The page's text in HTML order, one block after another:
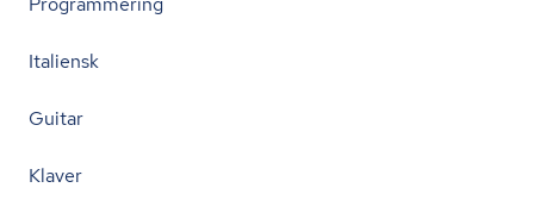
Italiensk
Guitar
Klaver